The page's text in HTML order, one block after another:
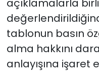
açıklamalarla
tablonun basın
alma hakkını
anlayışına işaret